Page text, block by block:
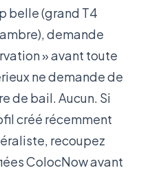
belle (grand T4
demande
» avant toute
ne demande de
de bail. Aucun. Si
créé récemment
recoupez
ColocNow avant